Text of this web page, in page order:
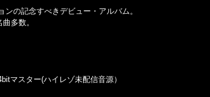
の記念すべきデビュー・アルバム。
多数。
マスター(ハイレゾ未配信音源）